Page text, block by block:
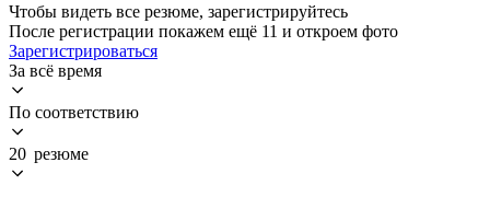
Чтобы видеть все резюме, зарегистрируйтесь
После регистрации покажем ещё 11 и откроем фото
Зарегистрироваться
За всё время
По соответствию
20 резюме